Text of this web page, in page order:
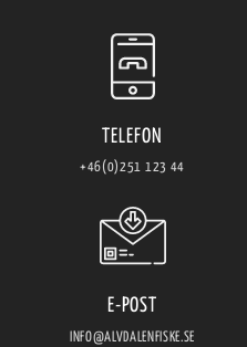
TELEFON
+46(0)251 123 44
E-POST
INFO@ALVDALENFISKE.SE